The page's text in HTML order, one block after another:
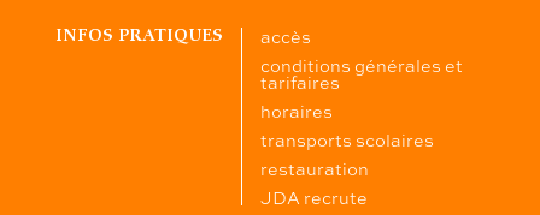
INFOS PRATIQUES
accès
conditions générales et
tarifaires
horaires
transports scolaires
restauration
JDA recrute